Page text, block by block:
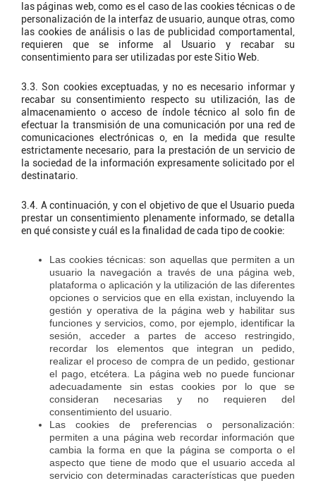
las páginas web, como es el caso de las cookies técnicas o de
personalización de la interfaz de usuario, aunque otras, como
las cookies de análisis o las de publicidad comportamental,
requieren que se informe al Usuario y recabar su
consentimiento para ser utilizadas por este Sitio Web.
3.3. Son cookies exceptuadas, y no es necesario informar y
recabar su consentimiento respecto su utilización, las de
almacenamiento o acceso de índole técnico al solo fin de
efectuar la transmisión de una comunicación por una red de
comunicaciones electrónicas o, en la medida que resulte
estrictamente necesario, para la prestación de un servicio de
la sociedad de la información expresamente solicitado por el
destinatario.
3.4. A continuación, y con el objetivo de que el Usuario pueda
prestar un consentimiento plenamente informado, se detalla
en qué consiste y cuál es la finalidad de cada tipo de cookie:
Las cookies técnicas: son aquellas que permiten a un
usuario la navegación a través de una página web,
plataforma o aplicación y la utilización de las diferentes
opciones o servicios que en ella existan, incluyendo la
gestión y operativa de la página web y habilitar sus
funciones y servicios, como, por ejemplo, identificar la
sesión, acceder a partes de acceso restringido,
recordar los elementos que integran un pedido,
realizar el proceso de compra de un pedido, gestionar
el pago, etcétera. La página web no puede funcionar
adecuadamente sin estas cookies por lo que se
consideran necesarias y no requieren del
consentimiento del usuario.
Las cookies de preferencias o personalización:
permiten a una página web recordar información que
cambia la forma en que la página se comporta o el
aspecto que tiene de modo que el usuario acceda al
servicio con determinadas características que pueden